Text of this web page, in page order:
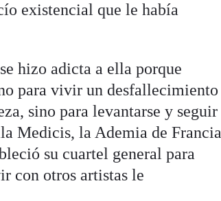
existencial que le había
hizo adicta a ella porque
para vivir un desfallecimiento
sino para levantarse y seguir
Medicis, la Ademia de Francia
su cuartel general para
con otros artistas le